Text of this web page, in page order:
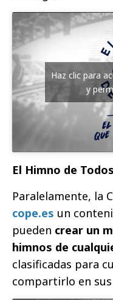
Haz clic para
y
El Himno de
Paralelamente, la
cope.es un
pueden crear un
himnos de
clasificadas para
compartirlo en sus